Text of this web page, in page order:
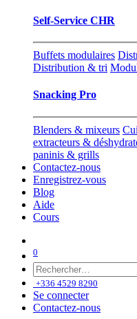
Self-Service CHR
Buffets modulaires
Distribution & tri
Snacking Pro
Blenders & mixeurs
extracteurs &
paninis & grills
Contactez-nous
Enregistrez-vous
Blog
Aide
Cours
0
+336 4529 8290
Se connecter
Contactez-nous